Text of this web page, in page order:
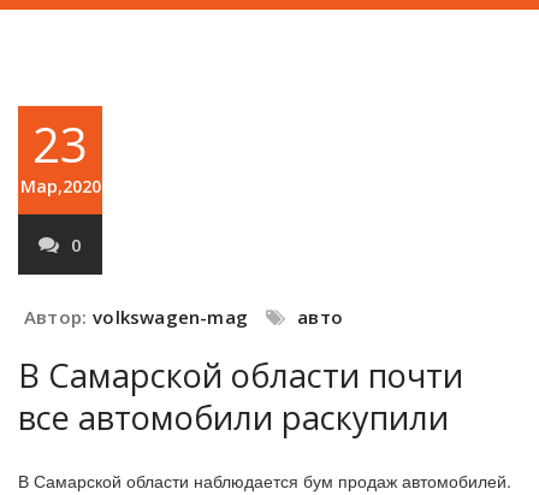
23
Мар,2020
0
Автор: volkswagen-mag авто
В Самарской области почти
все автомобили раскупили
В Самарской области наблюдается бум продаж автомобилей.